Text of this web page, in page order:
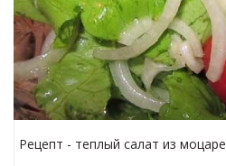
Рецепт - теплый салат из